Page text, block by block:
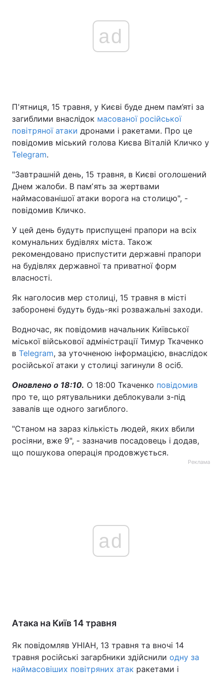
ad
П'ятниця, 15 травня, у Києві буде днем пам’яті за
загиблими внаслідок масованої російської
повітряної атаки дронами і ракетами. Про це
повідомив міський голова Києва Віталій Кличко у
Telegram.
"Завтрашній день, 15 травня, в Києві оголошений
Днем жалоби. В памʼять за жертвами
наймасованішої атаки ворога на столицю", -
повідомив Кличко.
У цей день будуть приспущені прапори на всіх
комунальних будівлях міста. Також
рекомендовано приспустити державні прапори
на будівлях державної та приватної форм
власності.
Як наголосив мер столиці, 15 травня в місті
заборонені будуть будь-які розважальні заходи.
Водночас, як повідомив начальник Київської
міської військової адміністрації Тимур Ткаченко
в Telegram, за уточненою інформацією, внаслідок
російської атаки у столиці загинули 8 осіб.
Оновлено о 18:10. О 18:00 Ткаченко повідомив
про те, що рятувальники деблокували з-під
завалів ще одного загиблого.
"Станом на зараз кількість людей, яких вбили
росіяни, вже 9", - зазначив посадовець і додав,
що пошукова операція продовжується.
Реклама
ad
Атака на Київ 14 травня
Як повідомляв УНІАН, 13 травня та вночі 14
травня російські загарбники здійснили одну за
наймасовіших повітряних атак ракетами і